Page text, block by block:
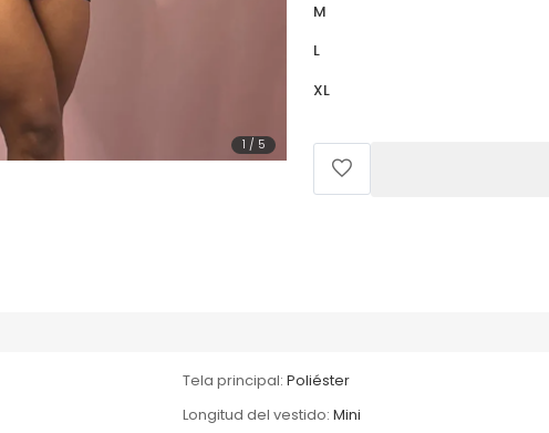
1 / 5
M
L
XL
Tela principal: Poliéster
Longitud del vestido: Mini